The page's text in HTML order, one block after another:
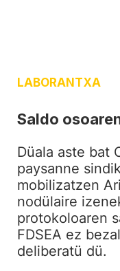
LABORANTXA
Saldo
Düala aste bat
paysanne
mobilizatzen
nodülaire
protokoloaren
FDSEA ez
deliberatü dü.